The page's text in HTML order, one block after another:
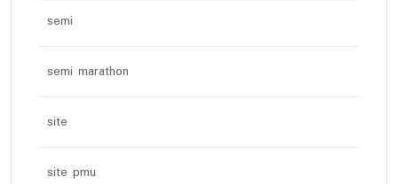
semi
semi marathon
site
site pmu